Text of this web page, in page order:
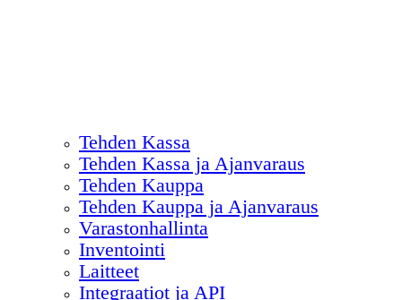
Tehden Kassa
Tehden Kassa ja Ajanvaraus
Tehden Kauppa
Tehden Kauppa ja Ajanvaraus
Varastonhallinta
Inventointi
Laitteet
Integraatiot ja API